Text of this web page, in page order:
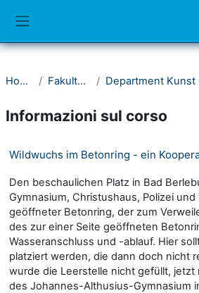
Home Fakultät II
Informazioni sul corso
Wildwuchs im Betonring - ein
Den beschaulichen Platz in Bad
Gymnasium, Christushaus, Polizei
geöffneter Betonring, der zum
des zur einer Seite geöffneten
Wasseranschluss und -ablauf. Hier
platziert werden, die dann doch nicht
wurde die Leerstelle nicht gefüllt, jetzt
des Johannes-Althusius-Gymnasium